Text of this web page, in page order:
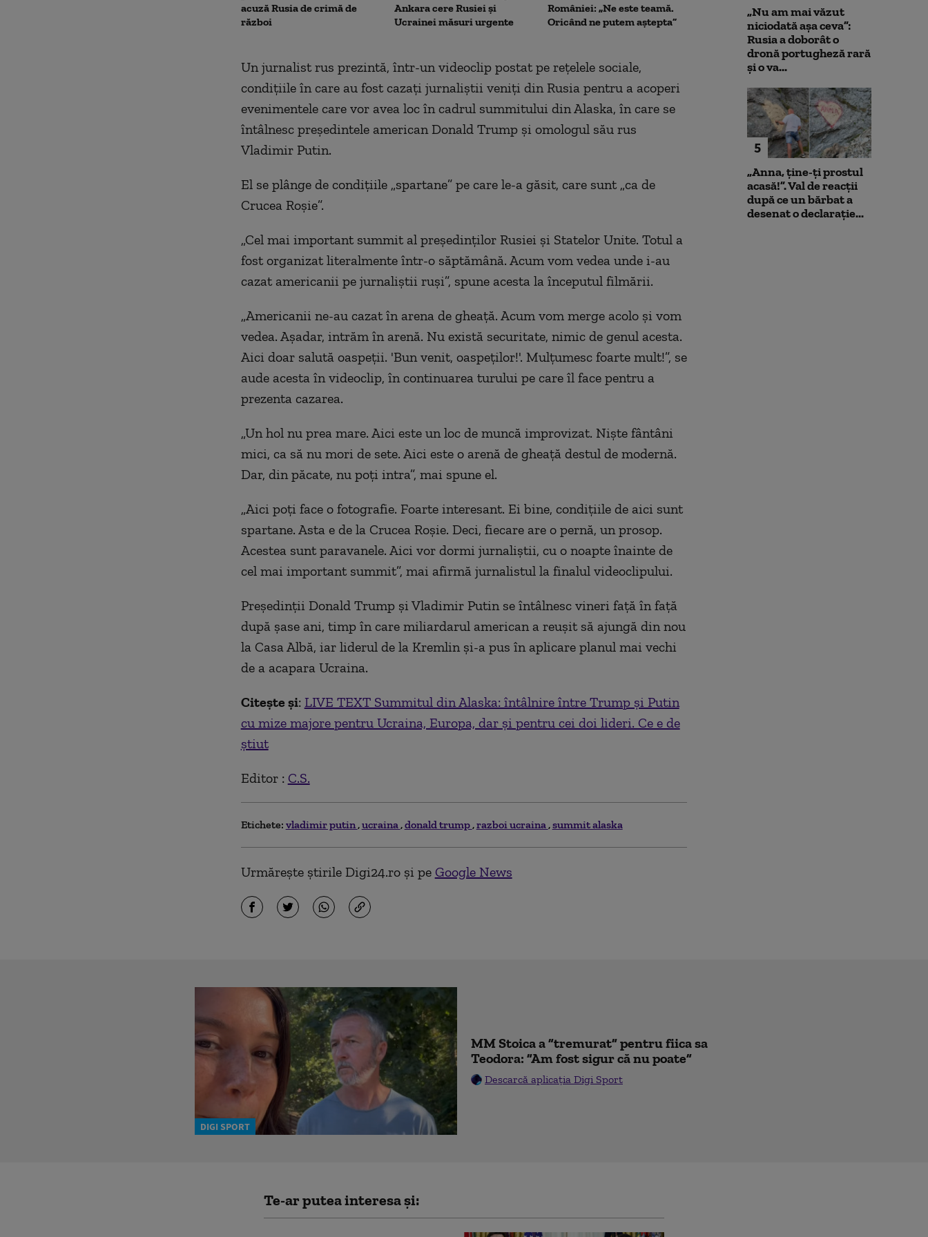
acuză Rusia de crimă de
război
Ankara cere Rusiei și
Ucrainei măsuri urgente
României: „Ne este teamă.
Oricând ne putem aștepta”
Varianta exclusă de
anchetatori
Un jurnalist rus prezintă, într-un videoclip postat pe rețelele sociale,
condițiile în care au fost cazați jurnaliștii veniți din Rusia pentru a acoperi
evenimentele care vor avea loc în cadrul summitului din Alaska, în care se
întâlnesc președintele american Donald Trump și omologul său rus
Vladimir Putin.
El se plânge de condițiile „spartane” pe care le-a găsit, care sunt „ca de
Crucea Roșie”.
„Cel mai important summit al președinților Rusiei și Statelor Unite. Totul a
fost organizat literalmente într-o săptămână. Acum vom vedea unde i-au
cazat americanii pe jurnaliștii ruși”, spune acesta la începutul filmării.
„Americanii ne-au cazat în arena de gheață. Acum vom merge acolo și vom
vedea. Așadar, intrăm în arenă. Nu există securitate, nimic de genul acesta.
Aici doar salută oaspeții. 'Bun venit, oaspeților!'. Mulțumesc foarte mult!”, se
aude acesta în videoclip, în continuarea turului pe care îl face pentru a
prezenta cazarea.
„Un hol nu prea mare. Aici este un loc de muncă improvizat. Niște fântâni
mici, ca să nu mori de sete. Aici este o arenă de gheață destul de modernă.
Dar, din păcate, nu poți intra”, mai spune el.
„Aici poți face o fotografie. Foarte interesant. Ei bine, condițiile de aici sunt
spartane. Asta e de la Crucea Roșie. Deci, fiecare are o pernă, un prosop.
Acestea sunt paravanele. Aici vor dormi jurnaliștii, cu o noapte înainte de
cel mai important summit”, mai afirmă jurnalistul la finalul videoclipului.
Preşedinţii Donald Trump şi Vladimir Putin se întâlnesc vineri faţă în faţă
după şase ani, timp în care miliardarul american a reuşit să ajungă din nou
la Casa Albă, iar liderul de la Kremlin şi-a pus în aplicare planul mai vechi
de a acapara Ucraina.
Citește și: LIVE TEXT Summitul din Alaska: întâlnire între Trump și Putin
cu mize majore pentru Ucraina, Europa, dar și pentru cei doi lideri. Ce e de
știut
Editor : C.S.
Etichete: vladimir putin ucraina donald trump razboi ucraina summit alaska
Urmărește știrile Digi24.ro și pe Google News
„Nu am mai văzut
niciodată așa ceva”:
Rusia a doborât o
dronă portugheză rară
și o va...
5
„Anna, ţine-ţi prostul
acasă!”. Val de reacții
după ce un bărbat a
desenat o declarație...
DIGI SPORT
MM Stoica a ”tremurat” pentru fiica sa
Teodora: ”Am fost sigur că nu poate”
Descarcă aplicația Digi Sport
Te-ar putea interesa și: